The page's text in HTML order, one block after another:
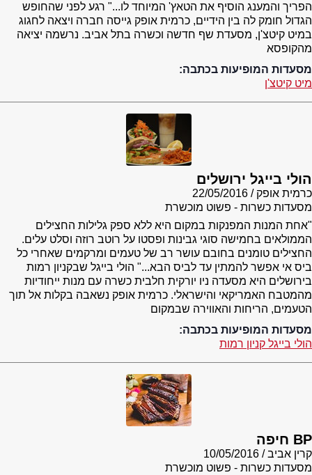
הפריך והמענג הוסיף את הטאץ' המיוחד לו..." רגע לפני שהחופש
הגדול חומק לה בין הידיים, כרמית אופק גייסה חברה ויצאה לחגוג
במיט קיטצ'ן, מסעדת שף חדשה וכשרה בתל אביב. נרשמה יציאה
מהקופסא
מסעדות המופיעות בכתבה:
מיט קיטצ'ן
הולי בייגל ירושלים
כרמית אופק
22/05/2016
מסעדות כשרות - פשוט מוכשרת
"אחת המנות המפנקות במקום היא ללא ספק גלילות החצילים
הממולאים בחמישה סוגי גבינות ופסטו על רוטב רוזה וסלט עלים.
החצילים טומנים בחובם עושר רב של טעמים ומרקמים שאחרי כל
ביס אי אפשר להמתין עד לביס הבא..." הולי בייגל שבקניון רמות
בירושלים היא מסעדה ניו יורקית חלבית כשרה עם מנות ייחודיות
מהמטבח האמריקאי והישראלי. כרמית אופק נשאבה בקלות אל תוך
הטעמים, הריחות והאווירה שבמקום
מסעדות המופיעות בכתבה:
הולי בייגל קניון רמות
BP חיפה
קרין אביב
10/05/2016
מסעדות כשרות - פשוט מוכשרת